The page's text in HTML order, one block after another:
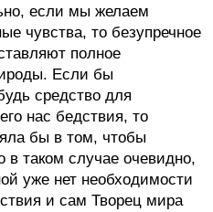
если мы желаем
чувства, то безупречное
полное
Если бы
средство для
нас бедствия, то
бы в том, чтобы
в таком случае очевидно,
уже нет необходимости
и сам Творец мира